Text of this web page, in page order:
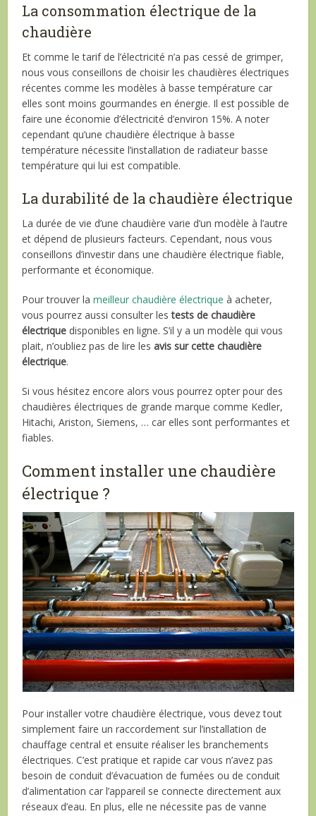
La consommation électrique de la
chaudière
Et comme le tarif de l’électricité n’a pas cessé de grimper,
nous vous conseillons de choisir les chaudières électriques
récentes comme les modèles à basse température car
elles sont moins gourmandes en énergie. Il est possible de
faire une économie d’électricité d’environ 15%. A noter
cependant qu’une chaudière électrique à basse
température nécessite l’installation de radiateur basse
température qui lui est compatible.
La durabilité de la chaudière électrique
La durée de vie d’une chaudière varie d’un modèle à l’autre
et dépend de plusieurs facteurs. Cependant, nous vous
conseillons d’investir dans une chaudière électrique fiable,
performante et économique.
Pour trouver lameilleur chaudière électrique à acheter,
vous pourrez aussi consulter lestests de chaudière
électrique disponibles en ligne. S’il y a un modèle qui vous
plait, n’oubliez pas de lire lesavis sur cette chaudière
électrique.
Si vous hésitez encore alors vous pourrez opter pour des
chaudières électriques de grande marque comme Kedler,
Hitachi, Ariston, Siemens, … car elles sont performantes et
fiables.
Comment installer une chaudière
électrique ?
Pour installer votre chaudière électrique, vous devez tout
simplement faire un raccordement sur l’installation de
chauffage central et ensuite réaliser les branchements
électriques. C’est pratique et rapide car vous n’avez pas
besoin de conduit d’évacuation de fumées ou de conduit
d’alimentation car l’appareil se connecte directement aux
réseaux d’eau. En plus, elle ne nécessite pas de vanne